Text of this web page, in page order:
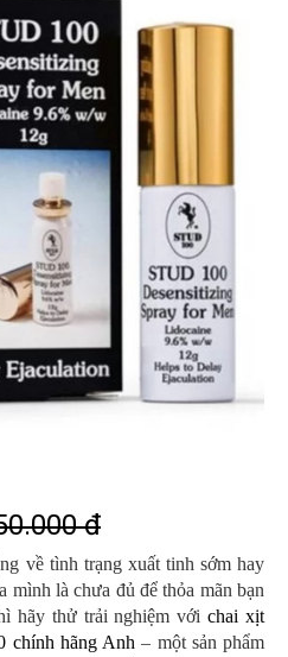
đ
về tình trạng xuất tinh sớm hay
mình là chưa đủ để thỏa mãn bạn
hãy thử trải nghiệm vớichai xịt
chính hãng Anh – một sản phẩm